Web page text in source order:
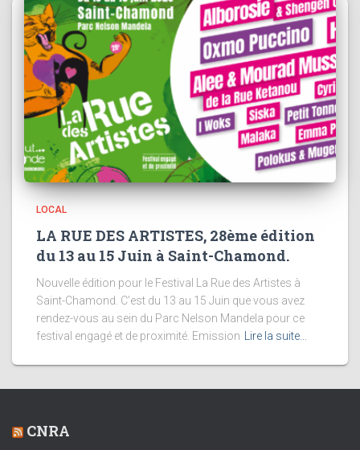
LOCAL
LA RUE DES ARTISTES, 28ème édition
du 13 au 15 Juin à Saint-Chamond.
Nouvelle édition pour le Festival La Rue des Artistes à
Saint-Chamond. C’est du 13 au 15 Juin que vous avez
rendez-vous au sein du Parc Nelson Mandela pour ce
festival engagé et de proximité. Emission
Lire la suite…
CNRA